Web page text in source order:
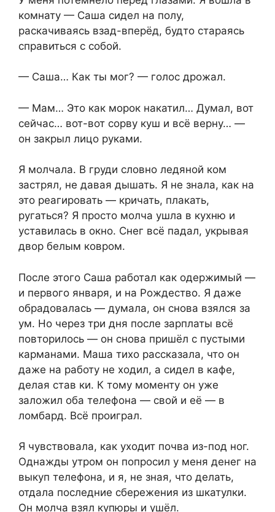
комнату — Саша сидел на полу,
раскачиваясь взад-вперёд, будто стараясь
справиться с собой.
— Саша… Как ты мог? — голос дрожал.
— Мам… Это как морок накатил… Думал, вот
сейчас… вот-вот сорву куш и всё верну… —
он закрыл лицо руками.
Я молчала. В груди словно ледяной ком
застрял, не давая дышать. Я не знала, как на
это реагировать — кричать, плакать,
ругаться? Я просто молча ушла в кухню и
уставилась в окно. Снег всё падал, укрывая
двор белым ковром.
После этого Саша работал как одержимый —
и первого января, и на Рождество. Я даже
обрадовалась — думала, он снова взялся за
ум. Но через три дня после зарплаты всё
повторилось — он снова пришёл с пустыми
карманами. Маша тихо рассказала, что он
даже на работу не ходил, а сидел в кафе,
делая став ки. К тому моменту он уже
заложил оба телефона — свой и её — в
ломбард. Всё проиграл.
Я чувствовала, как уходит почва из-под ног.
Однажды утром он попросил у меня денег на
выкуп телефона, и я, не зная, что делать,
отдала последние сбережения из шкатулки.
Он молча взял купюры и ушёл.